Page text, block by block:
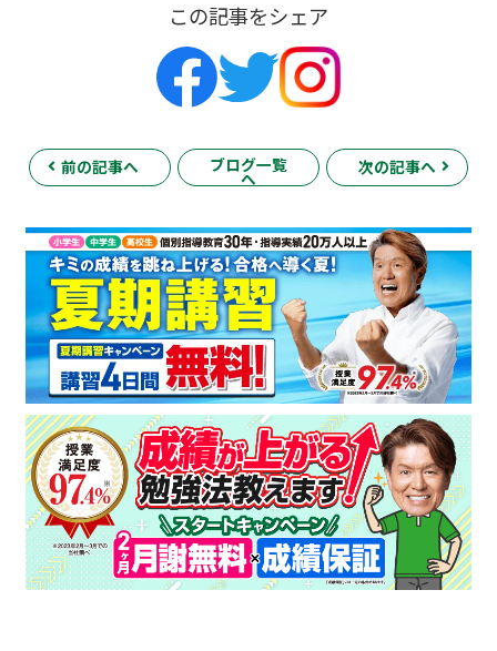
この記事をシェア
前の記事へ ブログ一覧
へ
次の記事へ